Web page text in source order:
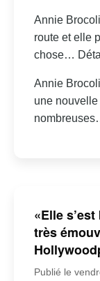
Annie
route et elle
chose…
Annie
une
«Elle
très
Publié le